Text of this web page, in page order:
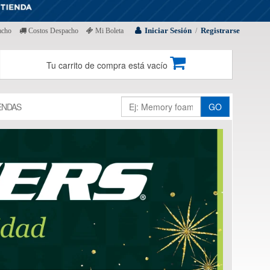
Iniciar Sesión / Registrarse
Costos Despacho Mi Boleta
Tu carrito de compra está vacío
GO